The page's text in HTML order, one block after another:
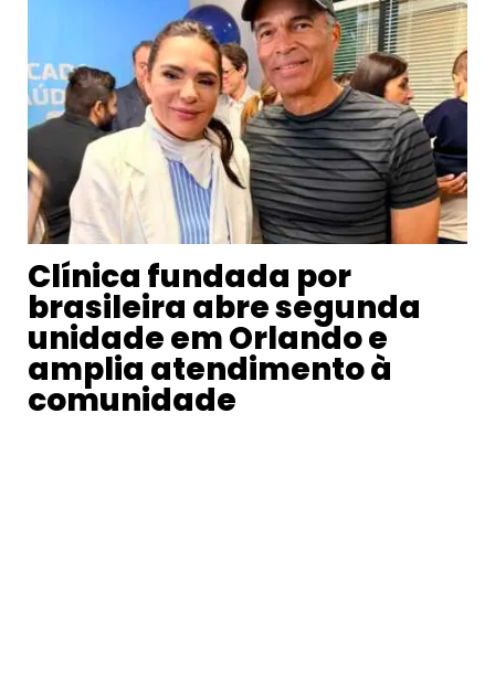
Clínica fundada por
brasileira abre segunda
unidade em Orlando e
amplia atendimento à
comunidade